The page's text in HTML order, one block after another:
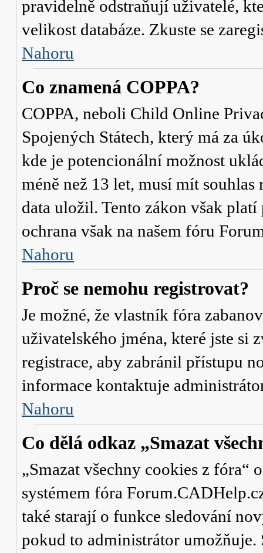
pravidelně odstraňují uživatelé,
velikost databáze. Zkuste se
Nahoru
Co znamená COPPA?
COPPA, neboli Child Online
Spojených Státech, který má za
kde je potencionální možnost
méně než 13 let, musí mít
data uložil. Tento zákon však
ochrana však na našem fóru
Nahoru
Proč se nemohu registrovat?
Je možné, že vlastník fóra
uživatelského jména, které jste
registrace, aby zabránil přístupu
informace kontaktuje
Nahoru
Co dělá odkaz „Smazat
„Smazat všechny cookies z fóra“
systémem fóra
také starají o funkce sledování
pokud to administrátor umožňuje.